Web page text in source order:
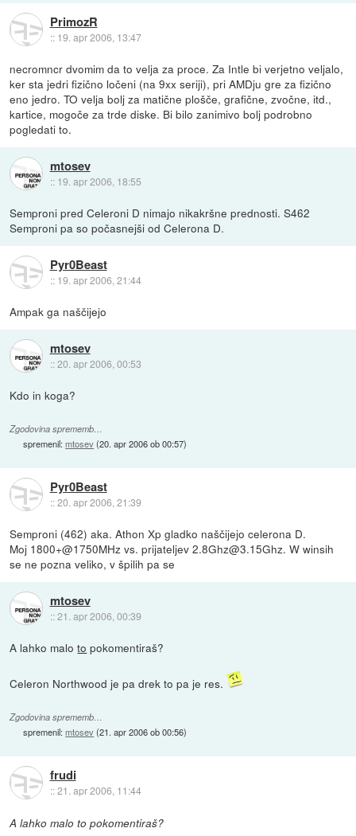
PrimozR
:: 19. apr 2006, 13:47
necromncr dvomim da to velja za proce. Za Intle bi verjetno veljalo,
ker sta jedri fizično ločeni (na 9xx seriji), pri AMDju gre za fizično
eno jedro. TO velja bolj za matične plošče, grafične, zvočne, itd.,
kartice, mogoče za trde diske. Bi bilo zanimivo bolj podrobno
pogledati to.
mtosev
:: 19. apr 2006, 18:55
Semproni pred Celeroni D nimajo nikakršne prednosti. S462
Semproni pa so počasnejši od Celerona D.
Pyr0Beast
:: 19. apr 2006, 21:44
Ampak ga naščijejo
mtosev
::20. apr 2006, 00:53
Kdo in koga?
Zgodovina sprememb…
spremenil:mtosev(20. apr 2006 ob 00:57)
Pyr0Beast
::20. apr 2006, 21:39
Semproni (462) aka. Athon Xp gladko naščijejo celerona D.
Moj 1800+@1750MHz vs. prijateljev 2.8Ghz@3.15Ghz. W winsih
se ne pozna veliko, v špilih pa se
mtosev
::21. apr 2006, 00:39
A lahko maloto pokomentiraš?
Celeron Northwood je pa drek to pa je res.
Zgodovina sprememb…
spremenil:mtosev(21. apr 2006 ob 00:56)
frudi
::21. apr 2006, 11:44
A lahko malo to pokomentiraš?